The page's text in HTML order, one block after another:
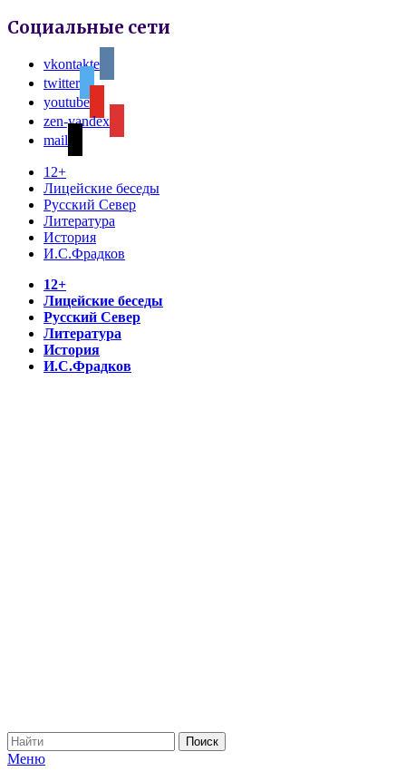
Социальные сети
vkontakte
twitter
youtube
zen-yandex
mail
12+
Лицейские беседы
Русский Север
Литература
История
И.С.Фрадков
12+
Лицейские беседы
Русский Север
Литература
История
И.С.Фрадков
Меню